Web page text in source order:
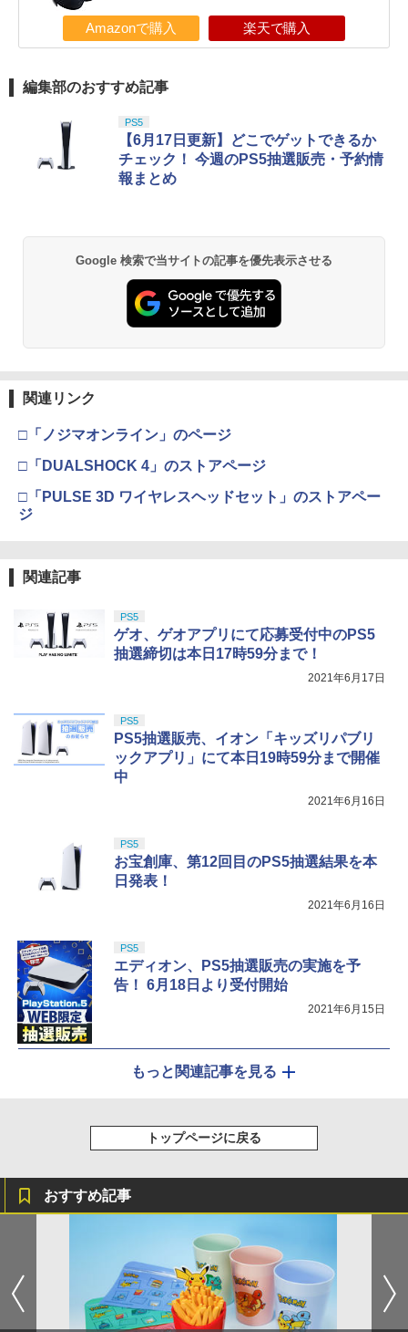
Amazonで購入 楽天で購入
編集部のおすすめ記事
PS5
【6月17日更新】どこでゲットできるか
チェック！ 今週のPS5抽選販売・予約情
報まとめ
Google 検索で当サイトの記事を優先表示させる
関連リンク
□「ノジマオンライン」のページ
□「DUALSHOCK 4」のストアページ
□「PULSE 3D ワイヤレスヘッドセット」のストアペー
ジ
関連記事
PS5
ゲオ、ゲオアプリにて応募受付中のPS5
抽選締切は本日17時59分まで！
2021年6月17日
PS5
PS5抽選販売、イオン「キッズリパブリ
ックアプリ」にて本日19時59分まで開催
中
2021年6月16日
PS5
お宝創庫、第12回目のPS5抽選結果を本
日発表！
2021年6月16日
PS5
エディオン、PS5抽選販売の実施を予
告！ 6月18日より受付開始
2021年6月15日
もっと関連記事を見る
トップページに戻る
おすすめ記事